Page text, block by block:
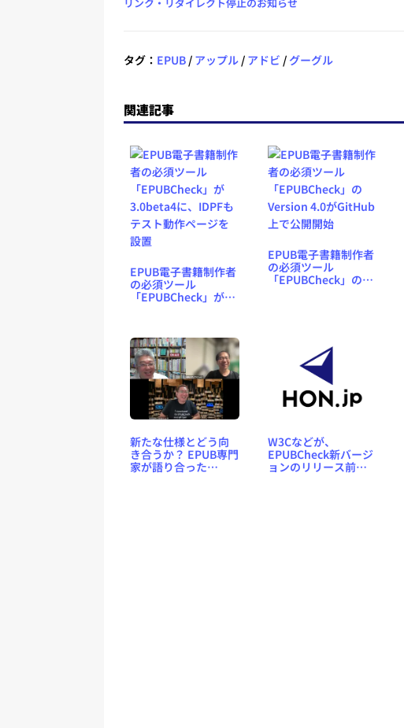
タグ： EPUB / アップル / アドビ / グーグル
関連記事
EPUB電子書籍制作者
の必須ツール
「EPUBCheck」が
設置
EPUB電子書籍制作者
の必須ツール
「EPUBCheck」の
新たな仕様とどう向
き合うか？ EPUB専門
家が語り合った
W3Cなどが、
EPUBCheck新バージ
ョンのリリース前に